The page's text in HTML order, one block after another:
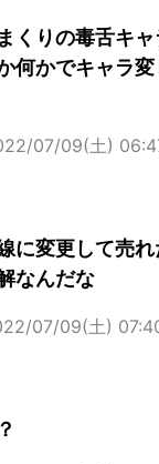
くりの毒舌キ
何かでキャラ
07/09(土)
に変更して売れ
なんだな
07/09(土)